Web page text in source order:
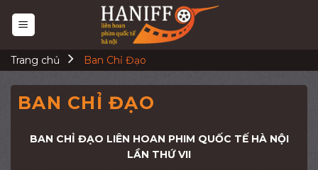
Trang chủ Ban Chỉ Đạo
BAN CHỈ ĐẠO
BAN CHỈ ĐẠO LIÊN HOAN PHIM QUỐC TẾ HÀ NỘI
LẦN THỨ VII